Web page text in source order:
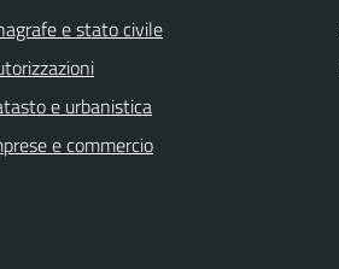
e stato civile
e urbanistica
e commercio